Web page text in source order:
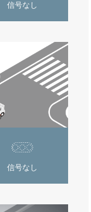
信号なし
信号なし